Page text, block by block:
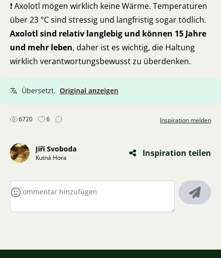
❗ Axolotl mögen wirklich keine Wärme. Temperaturen
über 23 °C sind stressig und langfristig sogar tödlich.
Axolotl sind relativ langlebig und können 15 Jahre
und mehr leben, daher ist es wichtig, die Haltung
wirklich verantwortungsbewusst zu überdenken.
Übersetzt. Original anzeigen
6720 6 Inspiration melden
Jiří Svoboda
Kutná Hora Inspiration teilen